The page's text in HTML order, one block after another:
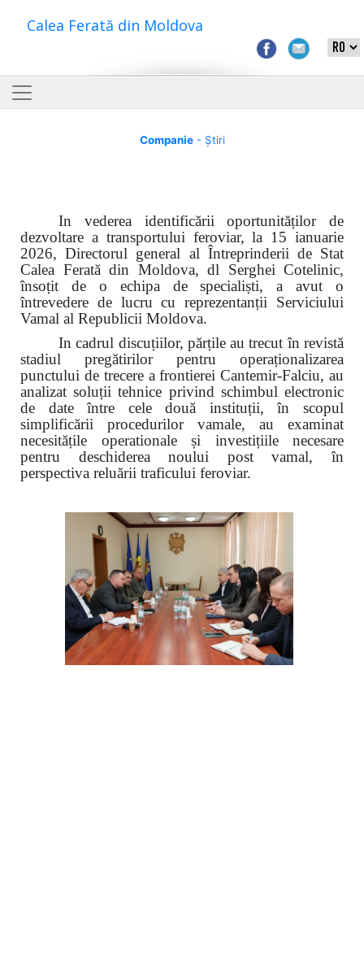
Calea Ferată din Moldova
Companie- Știri
In vederea identificării oportunităților de
dezvoltare a transportului feroviar, la 15 ianuarie
2026, Directorul general al Întreprinderii de Stat
Calea Ferată din Moldova, dl Serghei Cotelinic,
însoțit de o echipa de specialiști, a avut o
întrevedere de lucru cu reprezentanții Serviciului
Vamal al Republicii Moldova.
In cadrul discuțiilor, părțile au trecutîn revistă
stadiul pregătirilor pentru operaționalizarea
punctului de trecere a frontierei Cantemir-Falciu, au
analizat soluții tehnice privind schimbul electronic
de date între cele două instituții, în scopul
simplificării procedurilor vamale, au examinat
necesitățile operationale și investițiile necesare
pentru deschiderea noului post vamal, în
perspectiva reluării traficului feroviar.